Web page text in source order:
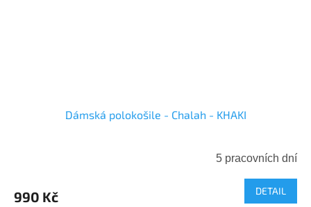
Dámská polokošile - Chalah - KHAKI
5 pracovních dní
990 Kč DETAIL